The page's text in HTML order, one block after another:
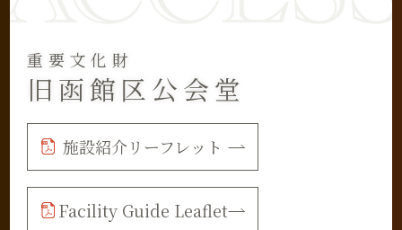
重要文化財
旧函館区公会堂
施設紹介リーフレット
Facility Guide Leaflet